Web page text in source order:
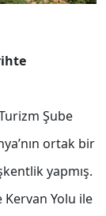
Şube
ortak bir
yapmış.
Kervan Yolu ile